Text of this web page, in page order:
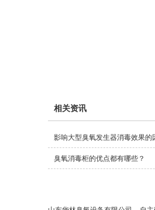
相关资讯
影响大型臭氧发生器消毒效果的
臭氧消毒柜的优点都有哪些？